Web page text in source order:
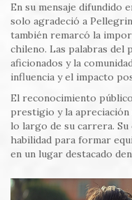
En su mensaje difundido
solo agradeció a
también remarcó la
chileno. Las palabras
aficionados y la
influencia y el impacto
El reconocimiento
prestigio y la apreciación
lo largo de su carrera.
habilidad para formar
en un lugar destacado